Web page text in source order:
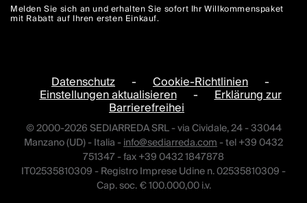
Melden Sie sich an und erhalten Sie sofort Ihr Willkommenspaket
mit Rabatt auf Ihren ersten Einkauf.
Datenschutz - Cookie-Richtlinien -
Einstellungen aktualisieren - Erklärung zur
Barrierefreihei
© 2000-2026 SEDIARREDA SRL - via Cividale, 24 - 33044
Manzano (UD) - Italia -info@sediarreda.com- tel +39 0432
751347 - fax +39 0432 1847878
IT02535810309 - Registro Imprese Udine n. 02535810309 -
Cap. soc. € 100.000,00 i.v.